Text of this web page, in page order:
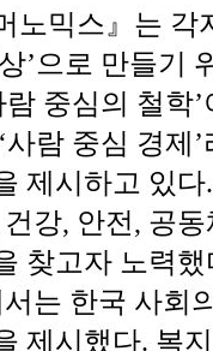
노믹스』 는 각
’으로 만들기
람 중심의 철학’
‘사람 중심 경제’
제시하고 있다
건강, 안전, 공
찾고자 노력
는 한국 사회
제시했다. 복지